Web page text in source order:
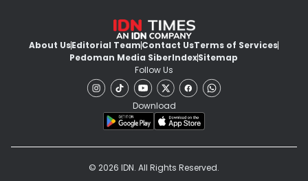
About UsEditorial TeamContact UsTerms of Services
Pedoman Media SiberIndexSitemap
Follow Us
Download
© 2026 IDN. All Rights Reserved.